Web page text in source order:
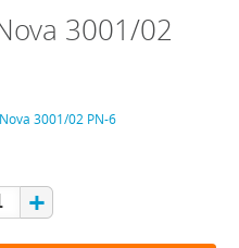
3001/02
+